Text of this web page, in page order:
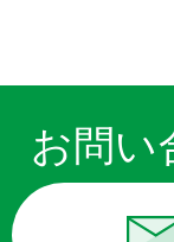
お問い